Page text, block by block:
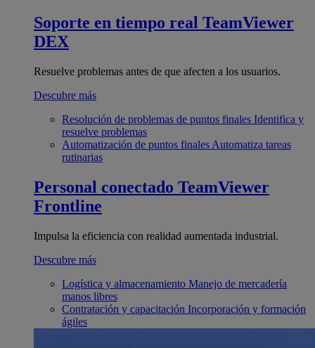
Soporte en tiempo real TeamViewer
DEX
Resuelve problemas antes de que afecten a los usuarios.
Descubre más
Resolución de problemas de puntos finales Identifica y
resuelve problemas
Automatización de puntos finales Automatiza tareas
rutinarias
Personal conectado TeamViewer
Frontline
Impulsa la eficiencia con realidad aumentada industrial.
Descubre más
Logística y almacenamiento Manejo de mercadería
manos libres
Contratación y capacitación Incorporación y formación
ágiles